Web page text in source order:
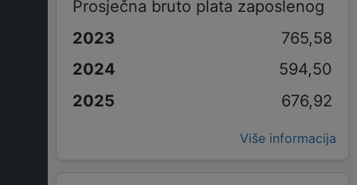
Prosječna bruto plata zaposlenog
765,58
594,50
676,92
Više informacija